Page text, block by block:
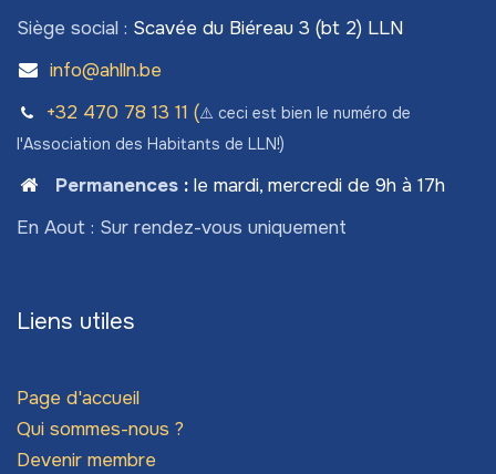
Siège social : Scavée du Biéreau 3 (bt 2) LLN
info@ahlln.be
+32 470 78​ 13 11 (⚠️ ceci est bien le numéro de
l'Association des Habitants de LLN!)
Permanences: le mardi, mercredi de 9h à 17h
En Aout : Sur rendez-vous uniquement
Liens utiles
Page d'accueil
Qui sommes-nous ?
Devenir membre